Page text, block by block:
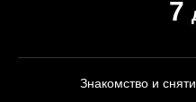
7
Знакомство и